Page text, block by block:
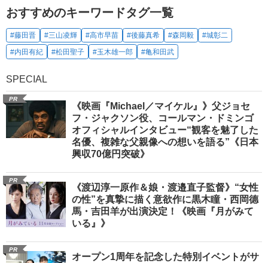
おすすめのキーワードタグ一覧
#藤田晋 #三山凌輝 #高市早苗 #後藤真希 #森岡毅
#城彰二
#内田有紀
#松田聖子 #玉木雄一郎 #亀和田武
SPECIAL
PR
《映画『Michael／マイケル』》父ジョセ
フ・ジャクソン役、コールマン・ドミンゴ
オフィシャルインタビュー“観客を魅了した
名優、複雑な父親像への想いを語る”《日本
興収70億円突破》
PR
《渡辺淳一原作＆娘・渡邉直子監督》“女性
の性”を真摯に描く意欲作に黒木瞳・西岡德
馬・吉田羊が出演決定！《映画『月がみて
いる』》
PR
オープン1周年を記念した特別イベントがサ